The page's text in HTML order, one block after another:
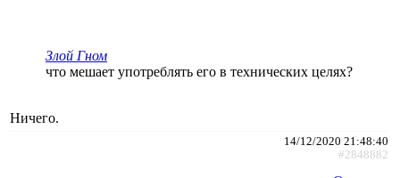
Злой Гном
что мешает употреблять его в технических целях?
Ничего.
14/12/2020 21:48:40
#2848882